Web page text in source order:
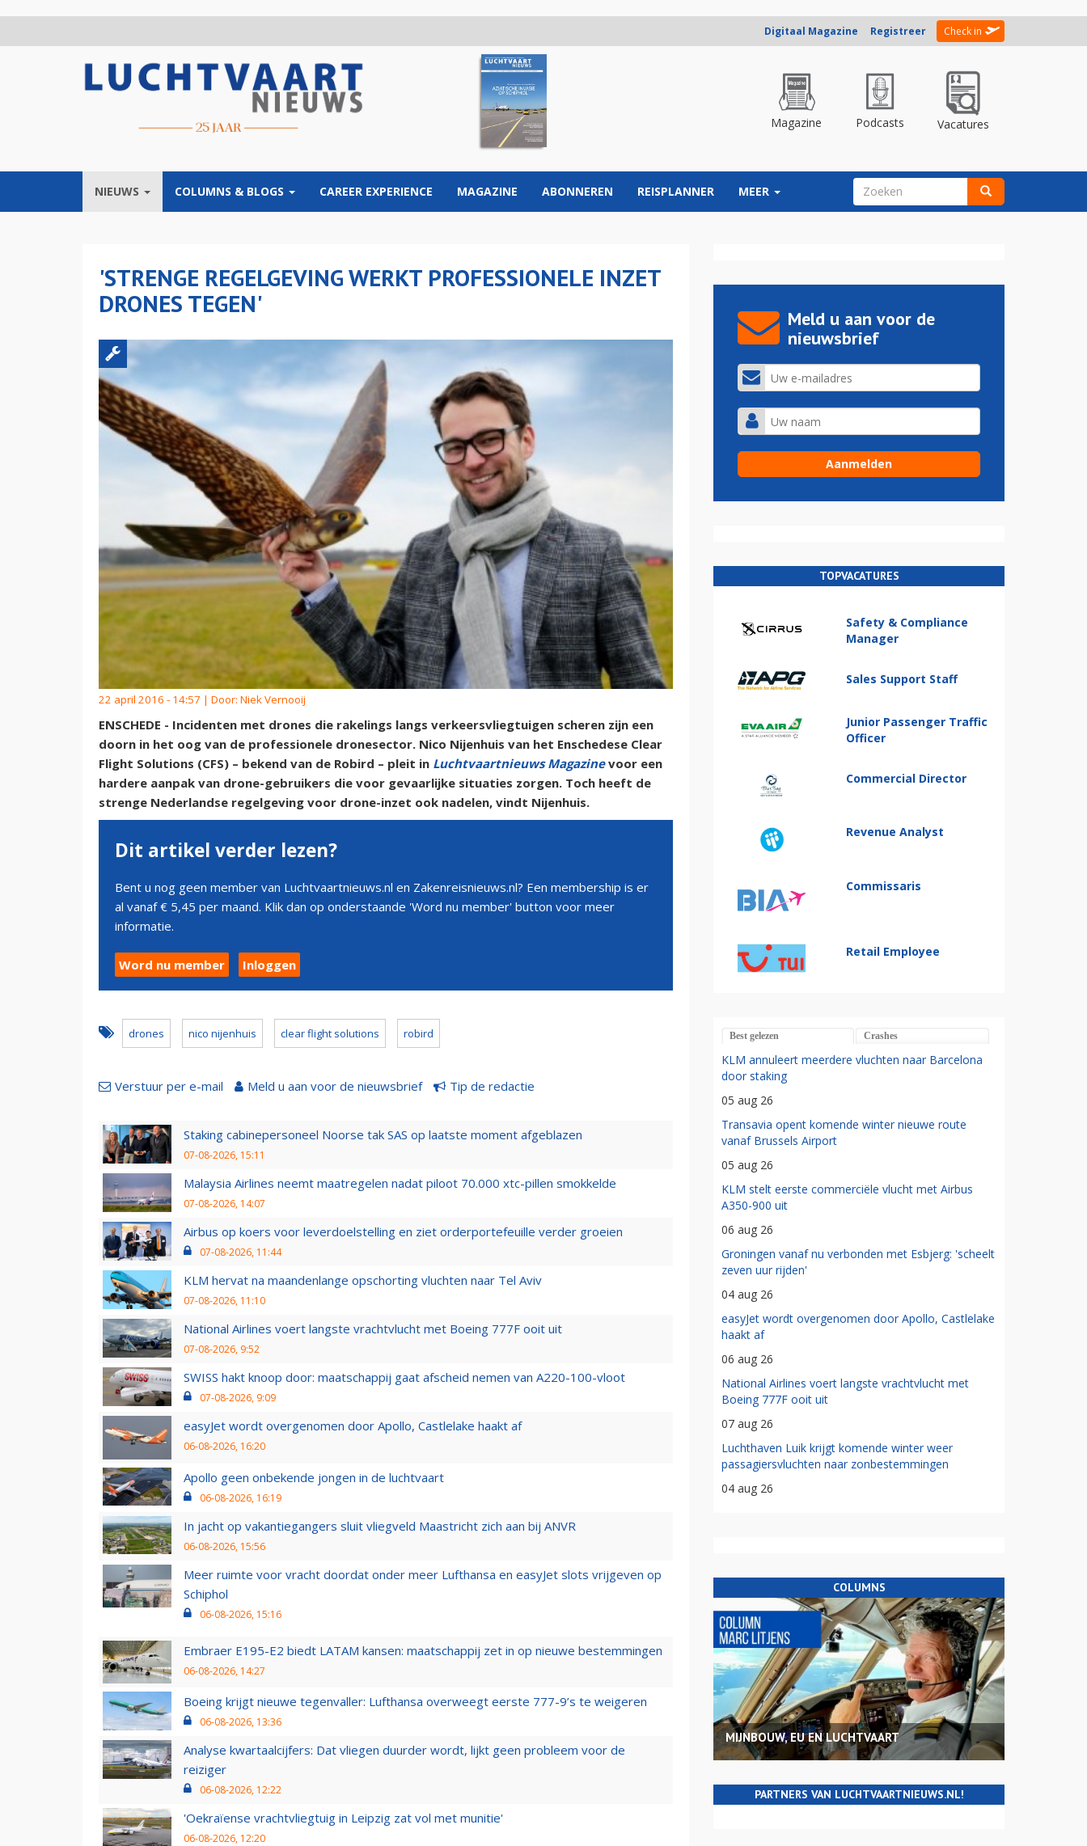
Digitaal Magazine Registreer Check in
Magazine Podcasts Vacatures
NIEUWS COLUMNS & BLOGS CAREER EXPERIENCE MAGAZINE ABONNEREN REISPLANNER MEER ZOEKVELD
'STRENGE REGELGEVING WERKT PROFESSIONELE INZET
DRONES TEGEN'
22 april 2016 - 14:57 | Door: Niek Vernooij
ENSCHEDE - Incidenten met drones die rakelings langs verkeersvliegtuigen scheren zijn een
doorn in het oog van de professionele dronesector. Nico Nijenhuis van het Enschedese Clear
Flight Solutions (CFS) – bekend van de Robird – pleit in Luchtvaartnieuws Magazinevoor een
hardere aanpak van drone-gebruikers die voor gevaarlijke situaties zorgen. Toch heeft de
strenge Nederlandse regelgeving voor drone-inzet ook nadelen, vindt Nijenhuis.
Dit artikel verder lezen?
Bent u nog geen member van Luchtvaartnieuws.nl en Zakenreisnieuws.nl? Een membership is er
al vanaf € 5,45 per maand. Klik dan op onderstaande 'Word nu member' button voor meer
informatie.
Word nu member Inloggen
drones nico nijenhuis clear flight solutions robird
Verstuur per e-mail Meld u aan voor de nieuwsbrief Tip de redactie
Staking cabinepersoneel Noorse tak SAS op laatste moment afgeblazen
07-08-2026, 15:11
Malaysia Airlines neemt maatregelen nadat piloot 70.000 xtc-pillen smokkelde
07-08-2026, 14:07
Airbus op koers voor leverdoelstelling en ziet orderportefeuille verder groeien
07-08-2026, 11:44
KLM hervat na maandenlange opschorting vluchten naar Tel Aviv
07-08-2026, 11:10
National Airlines voert langste vrachtvlucht met Boeing 777F ooit uit
07-08-2026, 9:52
SWISS hakt knoop door: maatschappij gaat afscheid nemen van A220-100-vloot
07-08-2026, 9:09
easyJet wordt overgenomen door Apollo, Castlelake haakt af
06-08-2026, 16:20
Apollo geen onbekende jongen in de luchtvaart
06-08-2026, 16:19
In jacht op vakantiegangers sluit vliegveld Maastricht zich aan bij ANVR
06-08-2026, 15:56
Meer ruimte voor vracht doordat onder meer Lufthansa en easyJet slots vrijgeven op
Schiphol
06-08-2026, 15:16
Embraer E195-E2 biedt LATAM kansen: maatschappij zet in op nieuwe bestemmingen
06-08-2026, 14:27
Boeing krijgt nieuwe tegenvaller: Lufthansa overweegt eerste 777-9’s te weigeren
06-08-2026, 13:36
Analyse kwartaalcijfers: Dat vliegen duurder wordt, lijkt geen probleem voor de
reiziger
06-08-2026, 12:22
'Oekraïense vrachtvliegtuig in Leipzig zat vol met munitie'
06-08-2026, 12:20
Meld u aan voor de
nieuwsbrief
TOPVACATURES
Safety & Compliance
Manager
Sales Support Staff
Junior Passenger Traffic
Officer
Commercial Director
Revenue Analyst
Commissaris
Retail Employee
Best gelezen Crashes
KLM annuleert meerdere vluchten naar Barcelona
door staking
05 aug 26
Transavia opent komende winter nieuwe route
vanaf Brussels Airport
05 aug 26
KLM stelt eerste commerciële vlucht met Airbus
A350-900 uit
06 aug 26
Groningen vanaf nu verbonden met Esbjerg: 'scheelt
zeven uur rijden'
04 aug 26
easyJet wordt overgenomen door Apollo, Castlelake
haakt af
06 aug 26
National Airlines voert langste vrachtvlucht met
Boeing 777F ooit uit
07 aug 26
Luchthaven Luik krijgt komende winter weer
passagiersvluchten naar zonbestemmingen
04 aug 26
COLUMNS
MIJNBOUW, EU EN LUCHTVAART
PARTNERS VAN LUCHTVAARTNIEUWS.NL!